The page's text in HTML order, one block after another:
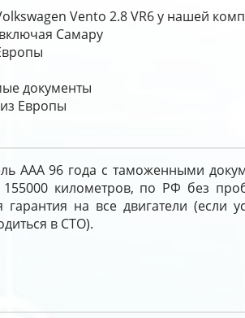
Vento 2.8 VR6 у нашей
Самару
документы
Европы
AAA 96 года с таможенными
километров, по РФ без
гарантия на все двигатели (если
в СТО).